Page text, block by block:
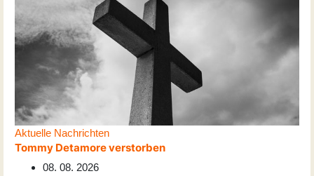
Aktuelle Nachrichten
Tommy Detamore verstorben
08. 08. 2026